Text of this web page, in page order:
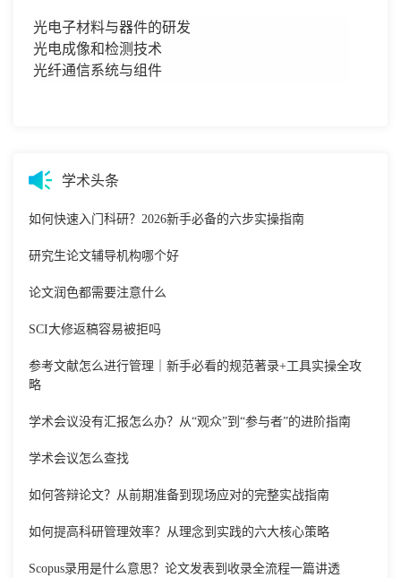
光电子材料与器件的研发
光电成像和检测技术
光纤通信系统与组件
学术头条
如何快速入门科研？2026新手必备的六步实操指南
研究生论文辅导机构哪个好
论文润色都需要注意什么
SCI大修返稿容易被拒吗
参考文献怎么进行管理｜新手必看的规范著录+工具实操全攻
略
学术会议没有汇报怎么办？从“观众”到“参与者”的进阶指南
学术会议怎么查找
如何答辩论文？从前期准备到现场应对的完整实战指南
如何提高科研管理效率？从理念到实践的六大核心策略
Scopus录用是什么意思？论文发表到收录全流程一篇讲透